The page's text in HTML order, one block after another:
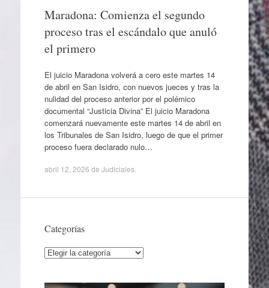
Maradona: Comienza el segundo
proceso tras el escándalo que anuló
el primero
El juicio Maradona volverá a cero este martes 14
de abril en San Isidro, con nuevos jueces y tras la
nulidad del proceso anterior por el polémico
documental “Justicia Divina” El juicio Maradona
comenzará nuevamente este martes 14 de abril en
los Tribunales de San Isidro, luego de que el primer
proceso fuera declarado nulo…
abril 12, 2026 de Judiciales.
Categorías
Categorías